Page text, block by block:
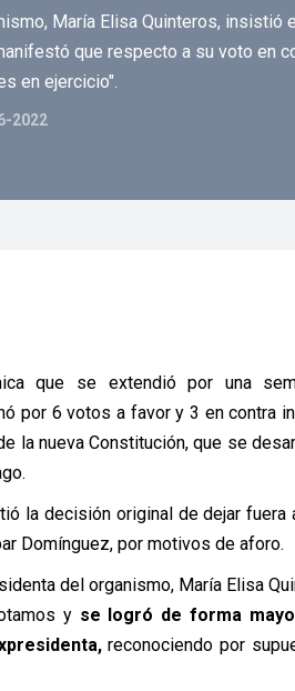
María Elisa Quinteros, insistió
que respecto a su voto en
en ejercicio".
2022
que se extendió por una
por 6 votos a favor y 3 en contra
la nueva Constitución, que se
la decisión original de dejar
Domínguez, por motivos de aforo.
del organismo, María Elisa
y se logró de forma
reconociendo por